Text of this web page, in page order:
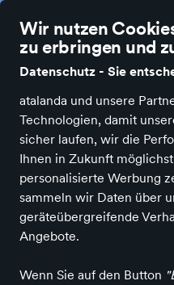
Wir nutzen
zu erbringen und
Datenschutz - Sie
atalanda und unsere
Technologien, damit
sicher laufen, wir die
Ihnen in Zukunft
personalisierte Werbung
sammeln wir Daten über
geräteübergreifende
Angebote.
Wenn Sie auf den Button
Alle Kategorien Neuheiten
Produktein
ALLE FILTER